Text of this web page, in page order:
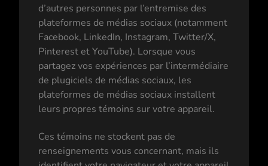
d’autres personnes par l’entremise des
plateformes de médias sociaux (notamment
Facebook, LinkedIn, Instagram, Twitter/X,
Pinterest et YouTube). Lorsque vous
partagez vos expériences par l’intermédiaire
de plugiciels de médias sociaux, les
plateformes de médias sociaux installent
leurs propres témoins sur votre appareil.
Ces témoins ne stockent pas de
renseignements vous concernant, mais ils